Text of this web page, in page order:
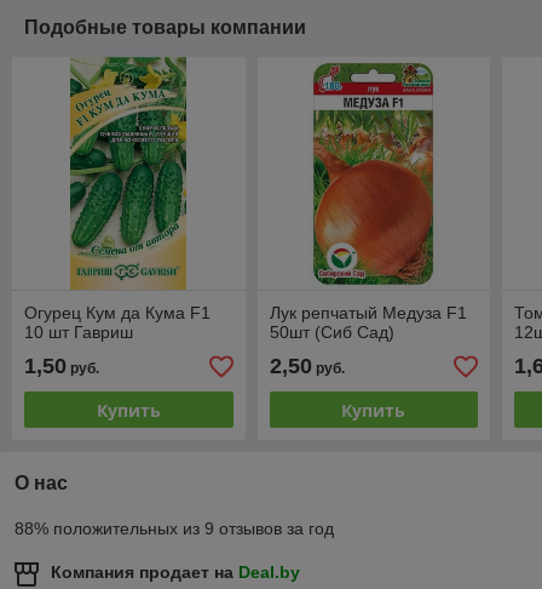
Подобные товары компании
Огурец Кум да Кума F1
10 шт Гавриш
1,50 руб.
Купить
Лук репчатый Медуза F1
50шт (Сиб Сад)
2,50руб.
Купить
О нас
88% положительных из 9 отзывов за год
Компания продает на Deal.by